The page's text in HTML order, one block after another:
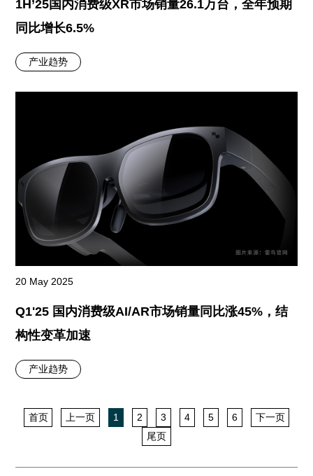
1H’25国内消费级XR市场销量26.1万台，全年预期
同比增长6.5%
产业趋势
20 May 2025
Q1'25 国内消费级AI/AR市场销量同比涨45%，结
构性变革加速
产业趋势
首页 上一页 1 2 3 4 5 6
下一页
尾页